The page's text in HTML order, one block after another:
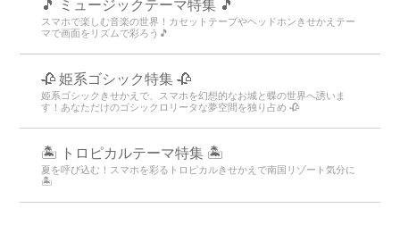
🎵 ミュージックテーマ特集 🎵
スマホで楽しむ音楽の世界！カセットテープやヘッドホンきせかえテー
マで画面をリズムで彩ろう🎵
🥀 姫系ゴシック特集 🥀
姫系ゴシックきせかえで、スマホを幻想的なお城と蝶の世界へ誘いま
す！あなただけのゴシックロリータな夢空間を独り占め 🥀
🏝️ トロピカルテーマ特集 🏝️
夏を呼び込む！スマホを彩るトロピカルきせかえで南国リゾート気分に
🏝️